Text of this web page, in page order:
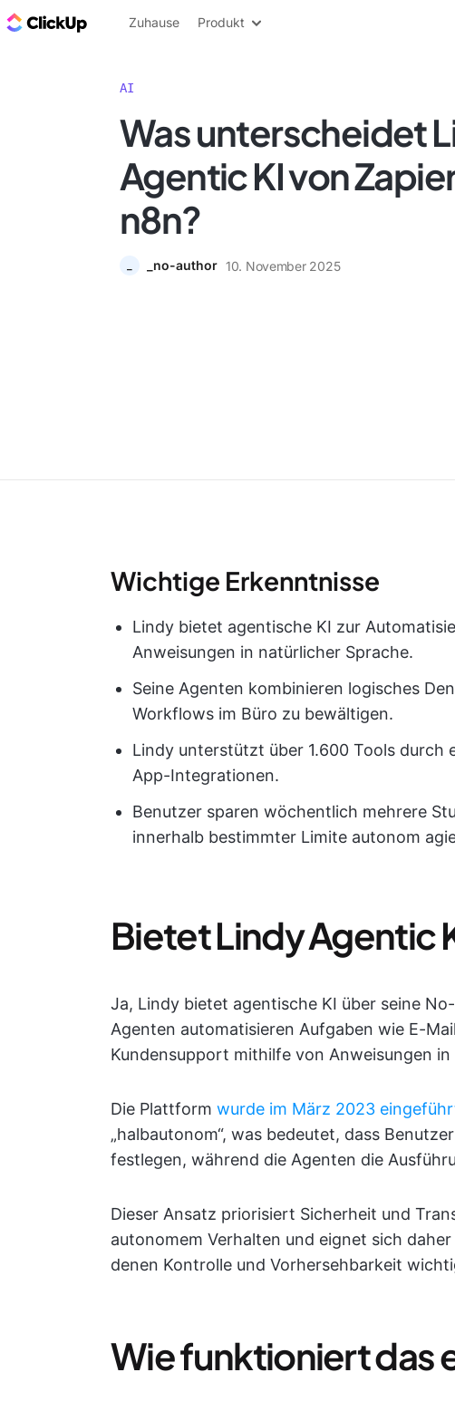
ClickUp Blog
Zuhause Produkt
AI
Was unterscheidet
Agentic KI von
n8n?
_no-author 10. November 2025
Wichtige Erkenntnisse
Lindy bietet agentische KI zur
Anweisungen in natürlicher Sprache.
Seine Agenten kombinieren logisches
Workflows im Büro zu bewältigen.
Lindy unterstützt über 1.600 Tools durch
App-Integrationen.
Benutzer sparen wöchentlich mehrere
innerhalb bestimmter Limite autonom
Bietet Lindy Agentic
Ja, Lindy bietet agentische KI über seine
Agenten automatisieren Aufgaben wie E-
Kundensupport mithilfe von Anweisungen
Die Plattform wurde im März 2023
„halbautonom“, was bedeutet, dass
festlegen, während die Agenten die
Dieser Ansatz priorisiert Sicherheit und
autonomem Verhalten und eignet sich
denen Kontrolle und Vorhersehbarkeit
Wie funktioniert das